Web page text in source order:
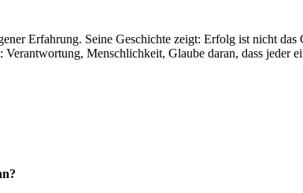
Erfahrung. Seine Geschichte zeigt: Erfolg ist nicht
Menschlichkeit, Glaube daran, dass jeder